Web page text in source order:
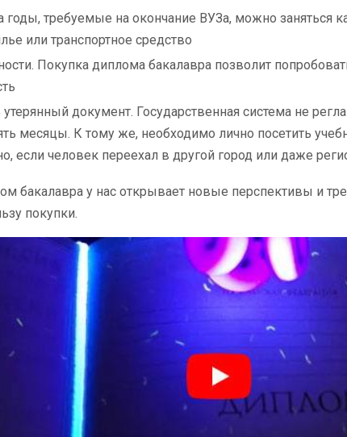
требуемые на окончание ВУЗа, можно заняться
или транспортное средство
Покупка диплома бакалавра позволит
документ. Государственная система не
месяцы. К тому же, необходимо лично посетить
если человек переехал в другой город или даже
бакалавра у нас открывает новые перспективы и
покупки.